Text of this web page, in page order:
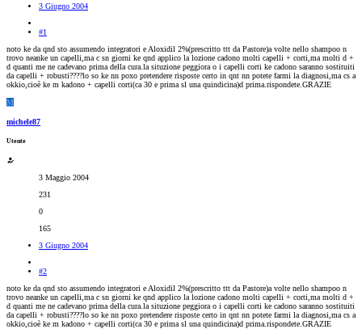
3 Giugno 2004
#1
noto ke da qnd sto assumendo integratori e Aloxidil 2%(prescritto ttt da Pastore)a volte nello shampoo n
trovo neanke un capelli,ma c sn giorni ke qnd applico la lozione cadono molti capelli + corti,ma molti d +
d quanti me ne cadevano prima della cura.la situzione peggiora o i capelli corti ke cadono saranno sostituiti
da capelli + robusti????lo so ke nn poxo pretendere risposte certo in qnt nn potete farmi la diagnosi,ma cs a
okkio,cioè ke m kadono + capelli corti(ca 30 e prima sl una quindicina)d prima.rispondete.GRAZIE
M
michele87
Utente
3 Maggio 2004
231
0
165
3 Giugno 2004
#2
noto ke da qnd sto assumendo integratori e Aloxidil 2%(prescritto ttt da Pastore)a volte nello shampoo n
trovo neanke un capelli,ma c sn giorni ke qnd applico la lozione cadono molti capelli + corti,ma molti d +
d quanti me ne cadevano prima della cura.la situzione peggiora o i capelli corti ke cadono saranno sostituiti
da capelli + robusti????lo so ke nn poxo pretendere risposte certo in qnt nn potete farmi la diagnosi,ma cs a
okkio,cioè ke m kadono + capelli corti(ca 30 e prima sl una quindicina)d prima.rispondete.GRAZIE